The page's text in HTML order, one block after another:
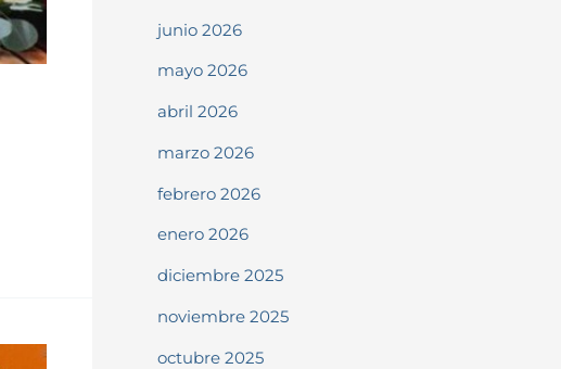
junio 2026
mayo 2026
abril 2026
marzo 2026
febrero 2026
enero 2026
diciembre 2025
noviembre 2025
octubre 2025